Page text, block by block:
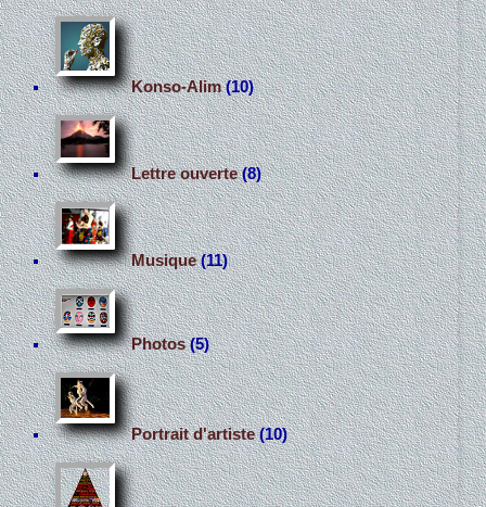
Konso-Alim(10)
Lettre ouverte(8)
Musique(11)
Photos(5)
Portrait d'artiste(10)